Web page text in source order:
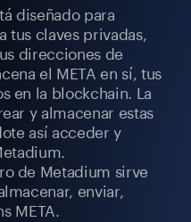
diseñado para
tus claves privadas,
direcciones de
el META en sí, tus
en la blockchain. La
y almacenar estas
así acceder y
de Metadium sirve
enviar,
META.